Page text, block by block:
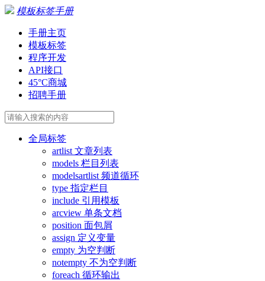
模板标签手册
手册主页
模板标签
程序开发
API接口
45°C商城
招聘手册
全局标签
artlist 文章列表
models 栏目列表
modelsartlist 频道循环
type 指定栏目
include 引用模板
arcview 单条文档
position 面包屑
assign 定义变量
empty 为空判断
notempty 不为空判断
foreach 循环输出